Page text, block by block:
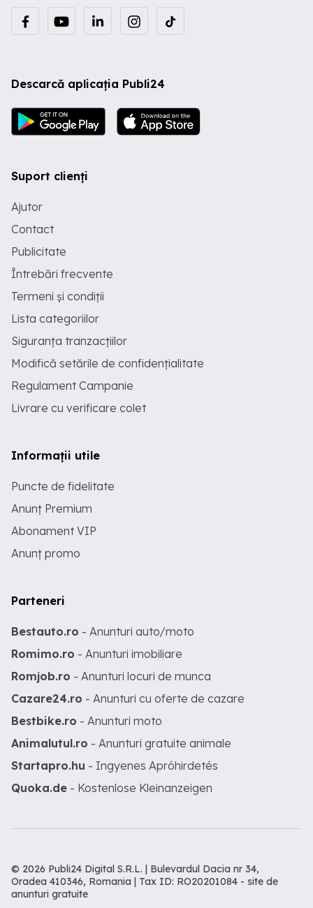
Descarcă aplicația Publi24
Suport clienți
Ajutor
Contact
Publicitate
Întrebări frecvente
Termeni și condiții
Lista categoriilor
Siguranța tranzacțiilor
Modifică setările de confidențialitate
Regulament Campanie
Livrare cu verificare colet
Informații utile
Puncte de fidelitate
Anunț Premium
Abonament VIP
Anunț promo
Parteneri
Bestauto.ro - Anunturi auto/moto
Romimo.ro - Anunturi imobiliare
Romjob.ro - Anunturi locuri de munca
Cazare24.ro - Anunturi cu oferte de cazare
Bestbike.ro - Anunturi moto
Animalutul.ro - Anunturi gratuite animale
Startapro.hu - Ingyenes Apróhirdetés
Quoka.de - Kostenlose Kleinanzeigen
© 2026 Publi24 Digital S.R.L. | Bulevardul Dacia nr 34,
Oradea 410346, Romania | Tax ID: RO20201084 - site de
anunturi gratuite